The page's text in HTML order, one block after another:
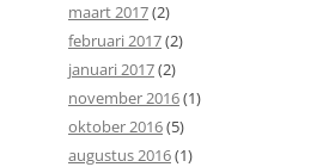
maart 2017(2)
februari 2017(2)
januari 2017(2)
november 2016(1)
oktober 2016(5)
augustus 2016(1)